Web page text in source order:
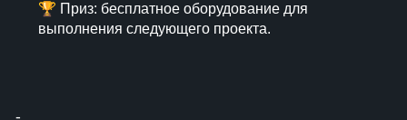
🏆 Приз: бесплатное оборудование для
выполнения следующего проекта.